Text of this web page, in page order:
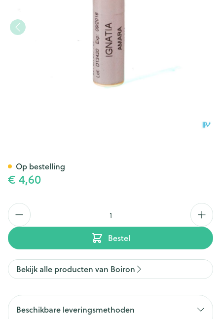
€ 4,60
Aantal
Bestel
Op bestelling
Bekijk alle producten van Boiron
Beschikbare leveringsmethoden